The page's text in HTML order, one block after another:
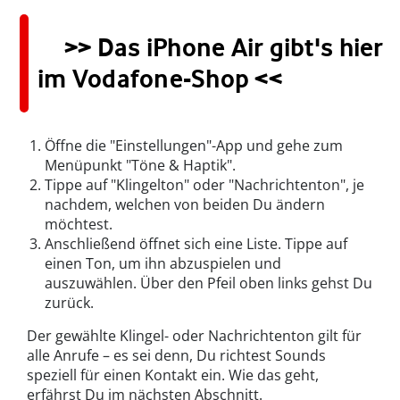
>> Das iPhone Air gibt's hier
im Vodafone-Shop <<
Öffne die "Einstellungen"-App und gehe zum
Menüpunkt "Töne & Haptik".
Tippe auf "Klingelton" oder "Nachrichtenton", je
nachdem, welchen von beiden Du ändern
möchtest.
Anschließend öffnet sich eine Liste. Tippe auf
einen Ton, um ihn abzuspielen und
auszuwählen. Über den Pfeil oben links gehst Du
zurück.
Der gewählte Klingel- oder Nachrichtenton gilt für
alle Anrufe – es sei denn, Du richtest Sounds
speziell für einen Kontakt ein. Wie das geht,
erfährst Du im nächsten Abschnitt.